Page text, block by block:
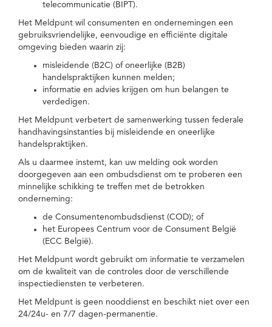
telecommunicatie (BIPT).
Het Meldpunt wil consumenten en ondernemingen een
gebruiksvriendelijke, eenvoudige en efficiënte digitale
omgeving bieden waarin zij:
misleidende (B2C) of oneerlijke (B2B)
handelspraktijken kunnen melden;
informatie en advies krijgen om hun belangen te
verdedigen.
Het Meldpunt verbetert de samenwerking tussen federale
handhavingsinstanties bij misleidende en oneerlijke
handelspraktijken.
Als u daarmee instemt, kan uw melding ook worden
doorgegeven aan een ombudsdienst om te proberen een
minnelijke schikking te treffen met de betrokken
onderneming:
de Consumentenombudsdienst (COD); of
het Europees Centrum voor de Consument België
(ECC België).
Het Meldpunt wordt gebruikt om informatie te verzamelen
om de kwaliteit van de controles door de verschillende
inspectiediensten te verbeteren.
Het Meldpunt is geen nooddienst en beschikt niet over een
24/24u- en 7/7 dagen-permanentie.